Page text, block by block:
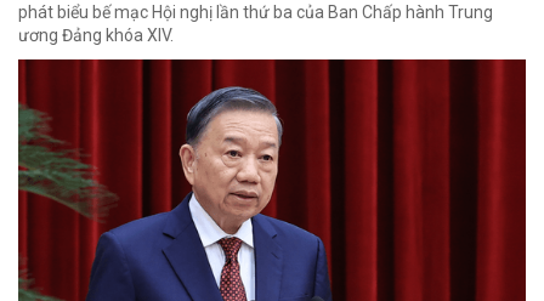
phát biểu bế mạc Hội nghị lần thứ ba của Ban Chấp hành Trung
ương Đảng khóa XIV.